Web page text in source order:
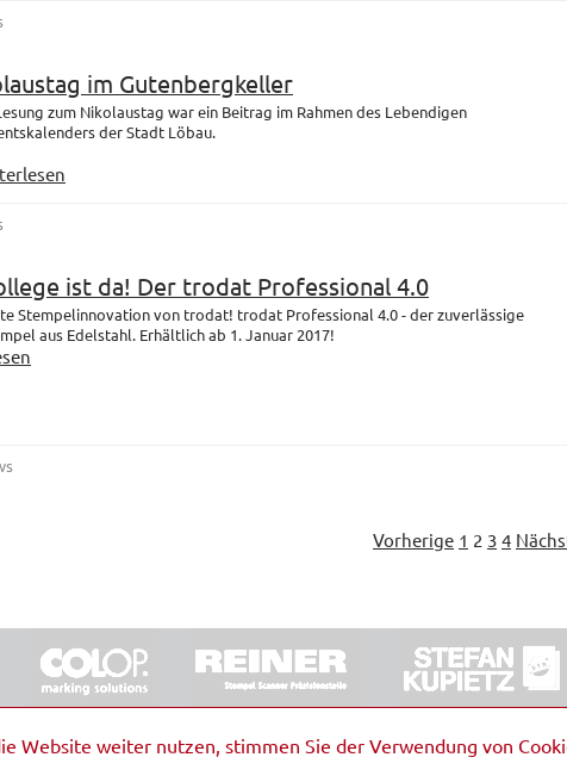
Website weiter nutzen, stimmen Sie der Verwendung von
im Gutenbergkeller
zum Nikolaustag war ein Beitrag im Rahmen des Lebendigen
der Stadt Löbau.
ist da! Der trodat Professional 4.0
Stempelinnovation von trodat! trodat Professional 4.0 - der zuverlässige
aus Edelstahl. Erhältlich ab 1. Januar 2017!
Vorherige 1 2 3 4
SCHMORRDE GmbH & Co. KG Impressum